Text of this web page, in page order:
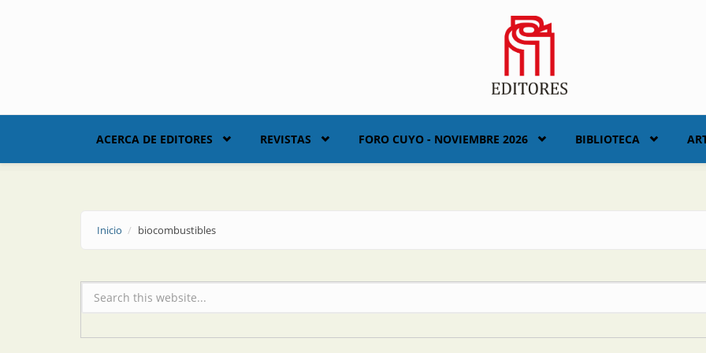
ACERCA DE EDITORES REVISTAS FORO CUYO - NOVIEMBRE 2026 BIBLIOTECA
Inicio biocombustibles
Formulario de búsqueda